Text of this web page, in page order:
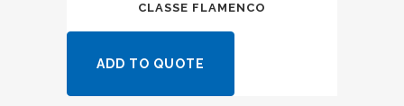
CLASSE FLAMENCO
ADD TO QUOTE